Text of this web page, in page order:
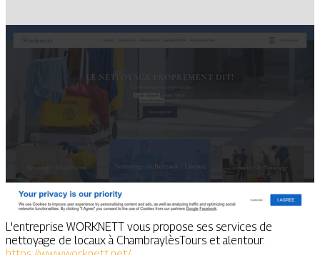
L'entreprise WORKNETT vous propose ses services de
nettoyage de locaux à ChambraylèsTours et alentour.